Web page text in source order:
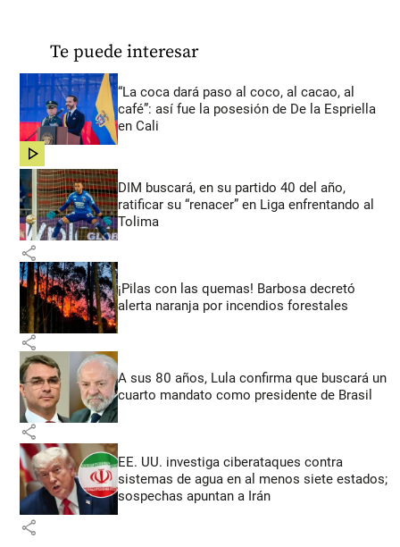
Te puede interesar
“La coca dará paso al coco, al cacao, al
café”: así fue la posesión de De la Espriella
en Cali
share
DIM buscará, en su partido 40 del año,
ratificar su “renacer” en Liga enfrentando al
Tolima
share
¡Pilas con las quemas! Barbosa decretó
alerta naranja por incendios forestales
share
A sus 80 años, Lula confirma que buscará un
cuarto mandato como presidente de Brasil
share
EE. UU. investiga ciberataques contra
sistemas de agua en al menos siete estados;
sospechas apuntan a Irán
share